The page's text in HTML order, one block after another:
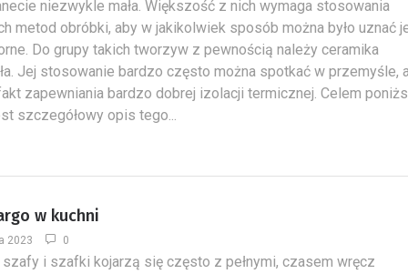
niezwykle mała. Większość z nich wymaga stosowania
metod obróbki, aby w jakikolwiek sposób można było uznać
Do grupy takich tworzyw z pewnością należy ceramika
Jej stosowanie bardzo często można spotkać w przemyśle,
zapewniania bardzo dobrej izolacji termicznej. Celem
szczegółowy opis tego...
w kuchni
2023 0
szafy i szafki kojarzą się często z pełnymi, czasem wręcz
31 Marca 2025 0
to dynamiczna gra, która
coraz większą
w Polsce. Montaż kortu
squasha to...
stolarza
8 Maja 2017 0
Stolarstwo to z jednej
ale stolarstwo to też
pewnych umiejętności